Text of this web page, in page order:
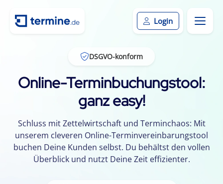
Login
DSGVO-konform
Online-Terminbuchungstool:
ganz easy!
Schluss mit Zettelwirtschaft und Terminchaos: Mit
unserem cleveren Online-Terminvereinbarungstool
buchen Deine Kunden selbst. Du behältst den vollen
Überblick und nutzt Deine Zeit effizienter.